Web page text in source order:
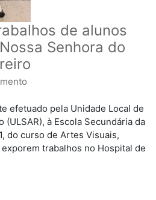
de alunos
Senhora do
efetuado pela Unidade Local de
(ULSAR), à Escola Secundária da
do curso de Artes Visuais,
trabalhos no Hospital de